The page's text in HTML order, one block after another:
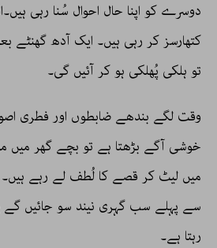
دوسرے کو اپنا حال احوال سُنا رہی
کتھارسز کر رہی ہیں۔ ایک آدھ گھنٹے
تو ہلکی پُھلکی ہو کر آئیں گی۔
وقت لگے بندھے ضابطوں اور فطری
خوشی آگے بڑھتا ہے تو بچے گھر میں
میں لیٹ کر قصے کا لُطف لے رہے
سے پہلے سب گہری نیند سو جائیں گے
رہتا ہے۔